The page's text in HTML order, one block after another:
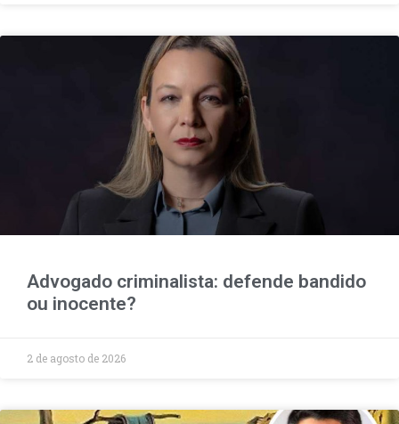
Advogado criminalista: defende bandido
ou inocente?
2 de agosto de 2026